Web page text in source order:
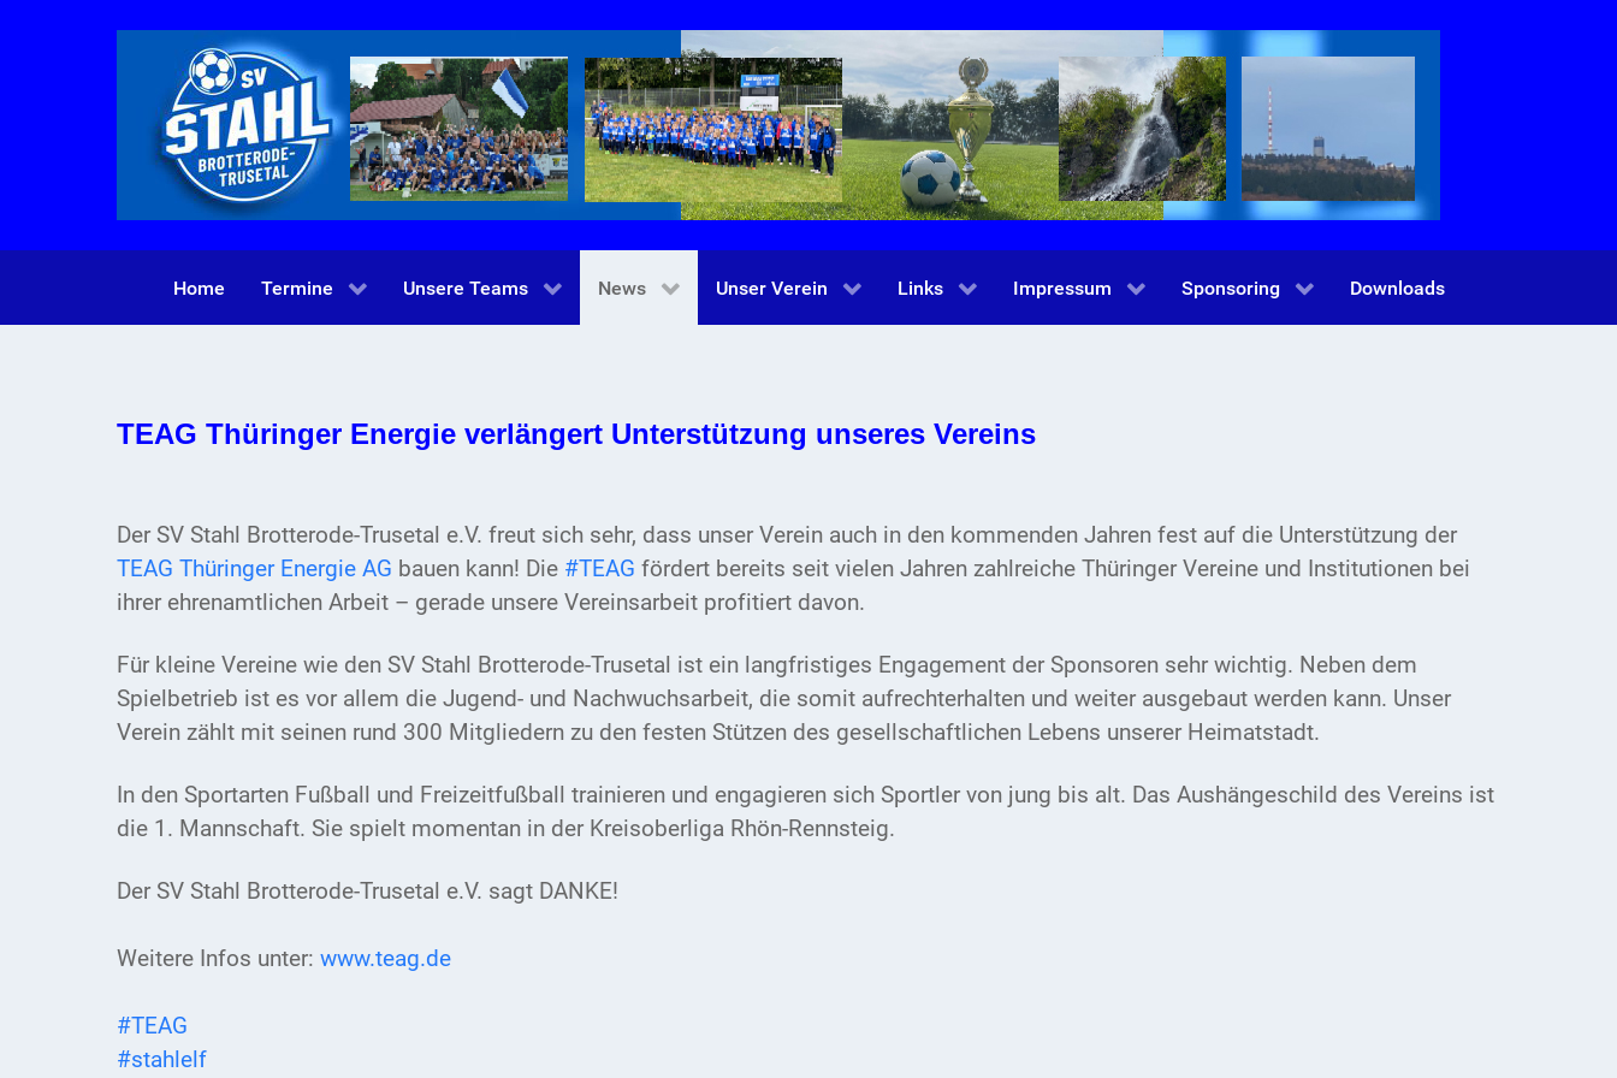
Home Termine Unsere Teams News Unser Verein Links Impressum Sponsoring Downloads
TEAG Thüringer Energie verlängert Unterstützung unseres Vereins
Der SV Stahl Brotterode-Trusetal e.V. freut sich sehr, dass unser Verein auch in den kommenden Jahren fest auf die Unterstützung der
TEAG Thüringer Energie AG bauen kann! Die #TEAG fördert bereits seit vielen Jahren zahlreiche Thüringer Vereine und Institutionen bei
ihrer ehrenamtlichen Arbeit – gerade unsere Vereinsarbeit profitiert davon.
Für kleine Vereine wie den SV Stahl Brotterode-Trusetal ist ein langfristiges Engagement der Sponsoren sehr wichtig. Neben dem
Spielbetrieb ist es vor allem die Jugend- und Nachwuchsarbeit, die somit aufrechterhalten und weiter ausgebaut werden kann. Unser
Verein zählt mit seinen rund 300 Mitgliedern zu den festen Stützen des gesellschaftlichen Lebens unserer Heimatstadt.
In den Sportarten Fußball und Freizeitfußball trainieren und engagieren sich Sportler von jung bis alt. Das Aushängeschild des Vereins ist
die 1. Mannschaft. Sie spielt momentan in der Kreisoberliga Rhön-Rennsteig.
Der SV Stahl Brotterode-Trusetal e.V. sagt DANKE!
Weitere Infos unter: www.teag.de
#TEAG
#stahlelf